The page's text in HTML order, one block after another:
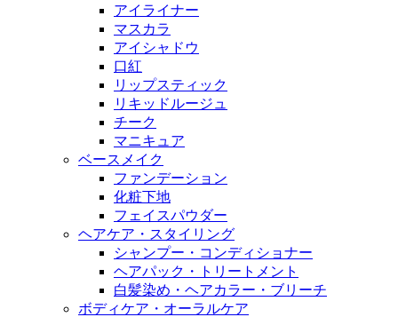
アイライナー
マスカラ
アイシャドウ
口紅
リップスティック
リキッドルージュ
チーク
マニキュア
ベースメイク
ファンデーション
化粧下地
フェイスパウダー
ヘアケア・スタイリング
シャンプー・コンディショナー
ヘアパック・トリートメント
白髪染め・ヘアカラー・ブリーチ
ボディケア・オーラルケア